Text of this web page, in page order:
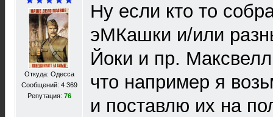
Откуда: Одесса
Сообщений: 4 369
Репутация: 76
Ну если кто то
эМКашки и/или
Йоки и пр.
что например я
и поставлю их на